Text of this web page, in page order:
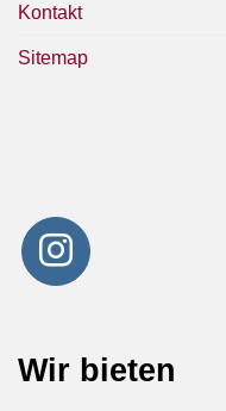
Kontakt
Sitemap
Wir bieten